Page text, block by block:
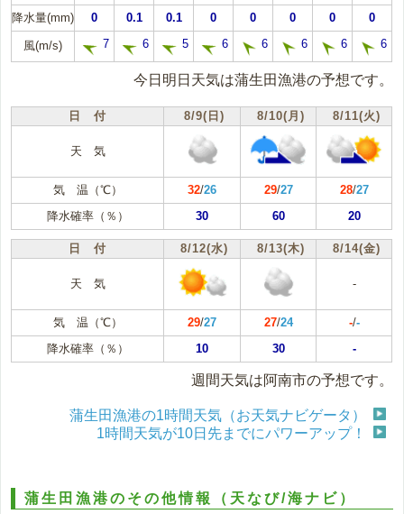
降水量(mm)
0 0.1 0.1 0 0 0 0 0
風(m/s) 7 6 5 6 6 6 6 6
今日明日天気は蒲生田漁港の予想です。
日 付 8/9(日) 8/10(月) 8/11(火)
天 気
気 温（℃） 32/26 29/27 28/27
降水確率（％）
30 60 20
日 付 8/12(水) 8/13(木) 8/14(金)
天 気 -
気 温（℃） 29/27 27/24 -/-
降水確率（％）
10 30 -
週間天気は阿南市の予想です。
蒲生田漁港の1時間天気（お天気ナビゲータ）
1時間天気が10日先までにパワーアップ！
蒲生田漁港のその他情報（天なび/海ナビ）